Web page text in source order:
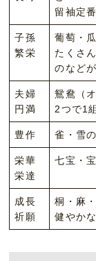
留袖定
子孫
繁栄
葡萄・
たくさ
のなど
夫婦
円満
鴛鴦（
2つで1
豊作 雀・雪
栄華
栄達
七宝・
成長
祈願
桐・麻
健やか